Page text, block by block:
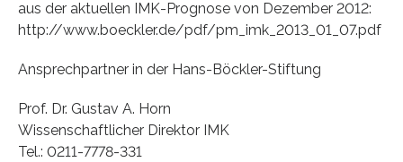
aus der aktuellen IMK-Prognose von Dezember 2012:
http://www.boeckler.de/pdf/pm_imk_2013_01_07.pdf
Ansprechpartner in der Hans-Böckler-Stiftung
Prof. Dr. Gustav A. Horn
Wissenschaftlicher Direktor IMK
Tel.: 0211-7778-331